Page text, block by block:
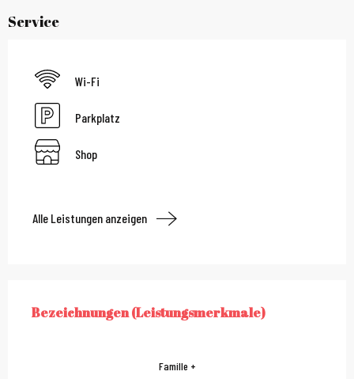
Service
Wi-Fi
Parkplatz
Shop
Alle Leistungen anzeigen
BEZEICHNUNGEN (LEISTUNGSMERKMALE)
Bezeichnungen (Leistungsmerkmale)
Famille +